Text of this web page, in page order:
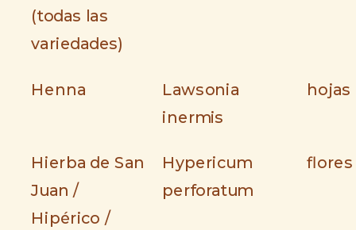
(todas las
variedades)
Henna
Lawsonia
inermis
hojas
Hierba de San
Juan /
Hipérico /
Hypericum
perforatum
flores